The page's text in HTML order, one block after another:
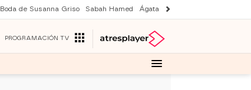
Boda de Susanna Griso Sabah Hamed Ágata y Lola
PROGRAMACIÓN TV